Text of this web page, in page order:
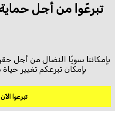
تبرعّوا من أجل
بإمكاننا سويًا النضال من أجل
بإمكان تبرعكم تغيير
تبرعوا الآن